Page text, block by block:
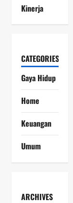
Kinerja
CATEGORIES
Gaya Hidup
Home
Keuangan
Umum
ARCHIVES